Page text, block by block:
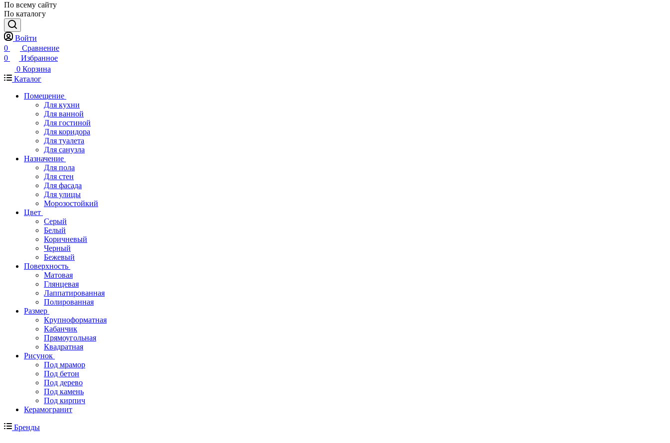
По всему сайту
По каталогу
Войти
0
Сравнение
0
Избранное
0 Корзина
Каталог
Помещение
Для кухни
Для ванной
Для гостиной
Для коридора
Для туалета
Для санузла
Назначение
Для пола
Для стен
Для фасада
Для улицы
Морозостойкий
Цвет
Серый
Белый
Коричневый
Черный
Бежевый
Поверхность
Матовая
Глянцевая
Лаппатированная
Полированная
Размер
Крупноформатная
Кабанчик
Прямоугольная
Квадратная
Рисунок
Под мрамор
Под бетон
Под дерево
Под камень
Под кирпич
Керамогранит
Бренды